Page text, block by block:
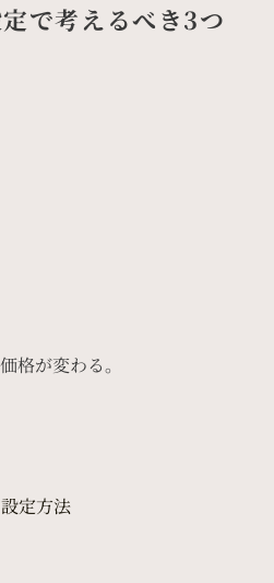
で考えるべき3つ
格が変わる。
定方法